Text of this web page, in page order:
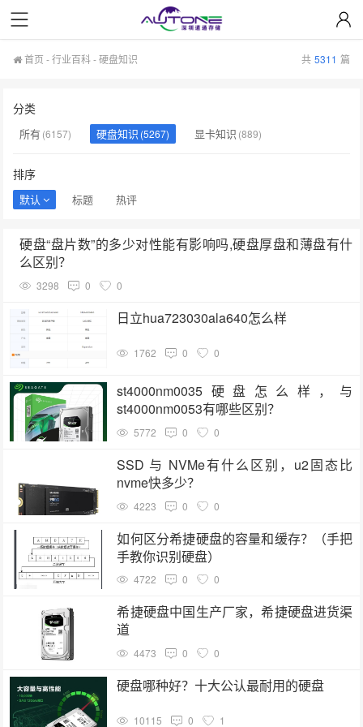
首页 -行业百科-硬盘知识 共 5311 篇
分类
所有(6157) 硬盘知识 (5267) 显卡知识 (889)
排序
默认 标题 热评
硬盘“盘片数”的多少对性能有影响吗,硬盘厚盘和薄盘有什
么区别？
3298 0 0
日立hua723030ala640怎么样
1762 0 0
st4000nm0035硬盘怎么样，与
st4000nm0053有哪些区别？
5772 0 0
SSD 与 NVMe有什么区别，u2固态比
nvme快多少？
4223 0 0
如何区分希捷硬盘的容量和缓存？（手把
手教你识别硬盘）
4722 0 0
希捷硬盘中国生产厂家，希捷硬盘进货渠
道
4473 0 0
硬盘哪种好？十大公认最耐用的硬盘
10115 0 1